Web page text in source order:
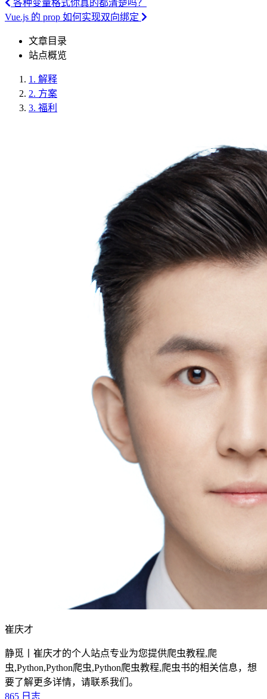
各种变量格式你真的都清楚吗？
Vue.js 的 prop 如何实现双向绑定
文章目录
站点概览
1. 解释
2. 方案
3. 福利
崔庆才
静觅丨崔庆才的个人站点专业为您提供爬虫教程,爬
虫,Python,Python爬虫,Python爬虫教程,爬虫书的相关信息，想
要了解更多详情，请联系我们。
865 日志